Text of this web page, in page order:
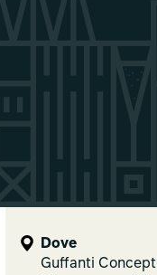
Dove
Guffanti Concept